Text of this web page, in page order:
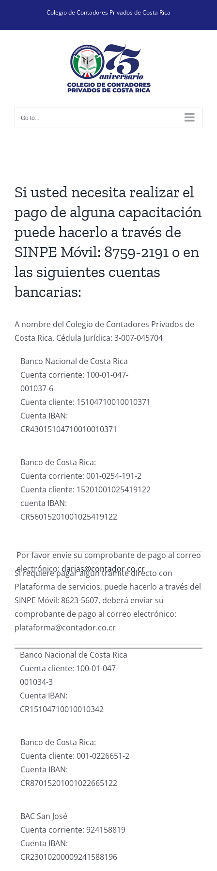
content
Colegio de Contadores Privados de Costa Rica
Go to...
Si usted necesita realizar el
pago de alguna capacitación
puede hacerlo a través de
SINPE Móvil: 8759-2191 o en
las siguientes cuentas
bancarias:
A nombre del Colegio de Contadores Privados de
Costa Rica. Cédula Jurídica: 3-007-045704
Banco Nacional de Costa Rica
Cuenta corriente: 100-01-047-
001037-6
Cuenta cliente: 15104710010010371
Cuenta IBAN:
CR43015104710010010371
Banco de Costa Rica:
Cuenta corriente: 001-0254-191-2
Cuenta cliente: 15201001025419122
cuenta IBAN:
CR56015201001025419122
Por favor envíe su comprobante de pago al correo
electrónico: darias@contador.co.cr
Si requiere pagar algún trámite directo con
Plataforma de servicios, puede hacerlo a través del
SINPE Móvil: 8623-5607, deberá enviar su
comprobante de pago al correo electrónico:
plataforma@contador.co.cr
Banco Nacional de Costa Rica
Cuenta cliente: 100-01-047-
001034-3
Cuenta IBAN:
CR15104710010010342
Banco de Costa Rica:
Cuenta cliente: 001-0226651-2
Cuenta IBAN:
CR87015201001022665122
BAC San José
Cuenta corriente: 924158819
Cuenta IBAN:
CR23010200009241588196